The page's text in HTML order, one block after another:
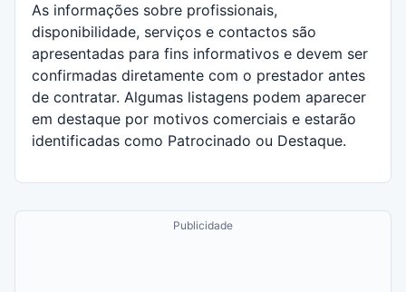
As informações sobre profissionais,
disponibilidade, serviços e contactos são
apresentadas para fins informativos e devem ser
confirmadas diretamente com o prestador antes
de contratar. Algumas listagens podem aparecer
em destaque por motivos comerciais e estarão
identificadas como Patrocinado ou Destaque.
Publicidade